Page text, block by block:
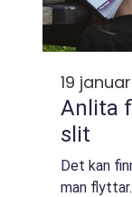
19
Anlita
slit
Det kan
man